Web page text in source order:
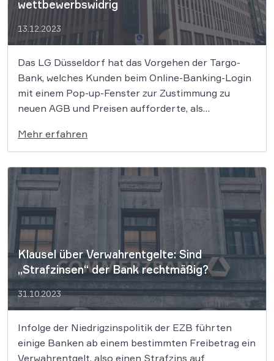
wettbewerbswidrig
13.12.2023
Das LG Düsseldorf hat das Vorgehen der Targo-
Bank, welches Kunden beim Online-Banking-Login
mit einem Pop-up-Fenster zur Zustimmung zu
neuen AGB und Preisen aufforderte, als
suggeriere, dass eine Ablehnung vorerst keine
Auswirkungen auf das Online-Banking habe, drohe
aber mit späteren Kontaktaufnahmen zur
Lösungsfindung, was als […]
Mehr erfahren
Klausel über Verwahrentgelte: Sind
„Strafzinsen“ der Bank rechtmäßig?
31.10.2023
Infolge der Niedrigzinspolitik der EZB führten
einige Banken ab einem bestimmten Freibetrag ein
Verwahrentgelt, also einen Strafzins auf